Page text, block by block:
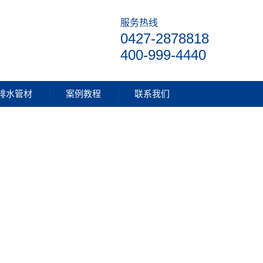
服务热线
0427-2878818
400-999-4440
水管材 案例教程 联系我们